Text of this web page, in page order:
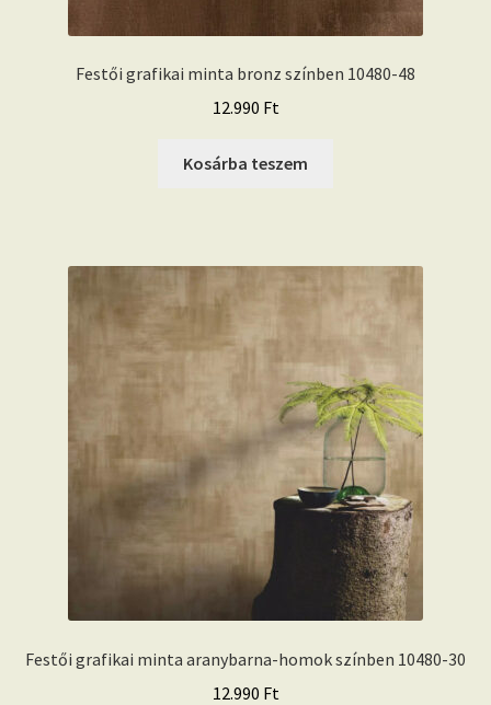
Festői grafikai minta bronz színben 10480-48
12.990 Ft
Kosárba teszem
Festői grafikai minta aranybarna-homok színben 10480-30
12.990 Ft